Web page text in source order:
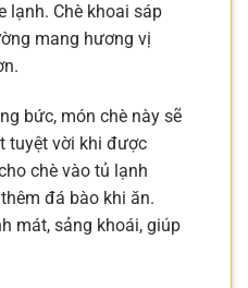
lạnh. Chè khoai sáp
mang hương vị
bức, món chè này sẽ
tuyệt vời khi được
chè vào tủ lạnh
đá bào khi ăn.
mát, sảng khoái, giúp